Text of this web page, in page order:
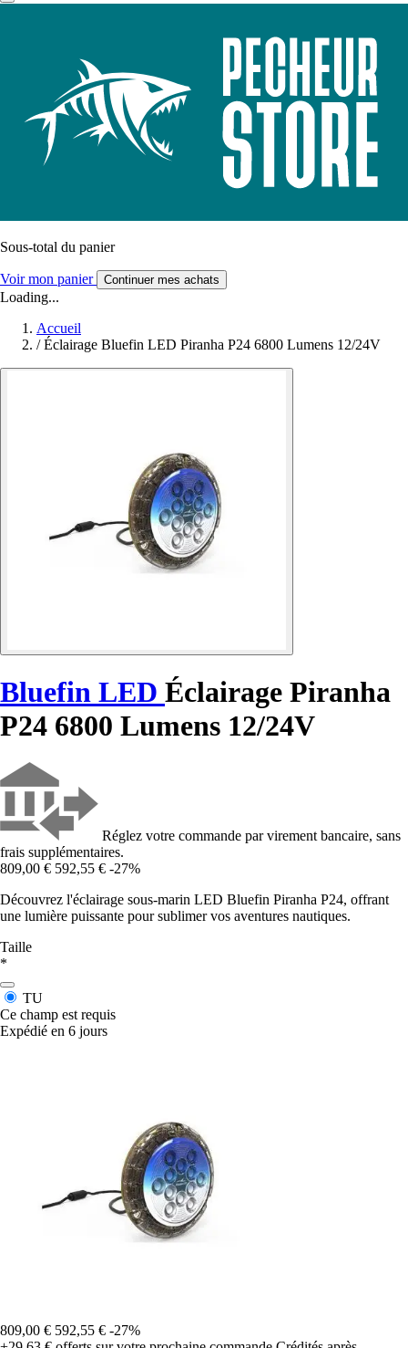
Sous-total du panier
Voir mon panier Continuer mes achats
Loading...
Accueil
/ Éclairage Bluefin LED Piranha P24 6800 Lumens 12/24V
Bluefin LED Éclairage Piranha
P24 6800 Lumens 12/24V
Réglez votre commande par virement bancaire, sans
frais supplémentaires.
809,00 € 592,55 € -27%
Découvrez l'éclairage sous-marin LED Bluefin Piranha P24, offrant
une lumière puissante pour sublimer vos aventures nautiques.
Taille
*
TU
Ce champ est requis
Expédié en 6 jours
809,00 € 592,55 € -27%